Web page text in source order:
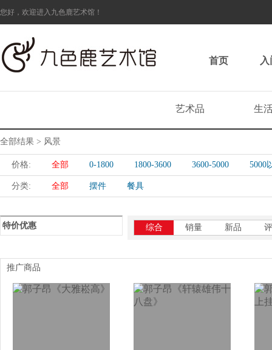
您好，欢迎进入九色鹿艺术馆！
首页
艺术品 生
全部结果 > 风景
价格: 全部 0-1800 1800-3600 3600-5000 5000
分类: 全部 摆件 餐具
特价优惠 综合 销量 新品
推广商品